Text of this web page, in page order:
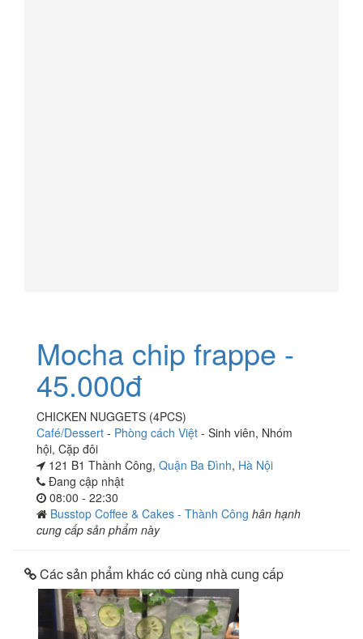
Mocha chip frappe -
45.000đ
CHICKEN NUGGETS (4PCS)
Café/Dessert - Phòng cách Việt - Sinh viên, Nhóm
hội, Cặp đôi
121 B1 Thành Công, Quận Ba Đình, Hà Nội
Đang cập nhật
08:00 - 22:30
Busstop Coffee & Cakes - Thành Công hân hạnh
cung cấp sản phẩm này
Các sản phẩm khác có cùng nhà cung cấp